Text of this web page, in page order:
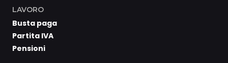
LAVORO
Busta paga
Partita IVA
Pensioni